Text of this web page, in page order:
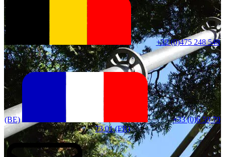
+32 (0)475 248 548
(BE)
+33 (0)6 59 79
73 01 (FR)